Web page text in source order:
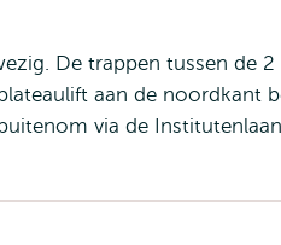
De trappen tussen de
aan de noordkant
via de